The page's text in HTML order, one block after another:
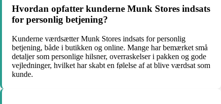
Hvordan opfatter kunderne Munk Stores indsats
for personlig betjening?
Kunderne værdsætter Munk Stores indsats for personlig
betjening, både i butikken og online. Mange har bemærket små
detaljer som personlige hilsner, overraskelser i pakken og gode
vejledninger, hvilket har skabt en følelse af at blive værdsat som
kunde.